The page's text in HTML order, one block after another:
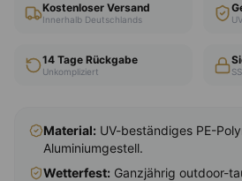
Kostenloser Versand
Innerhalb Deutschlands
14 Tage Rückgabe
Unkompliziert
Material: UV-beständiges PE-
Aluminiumgestell.
Wetterfest: Ganzjährig outdoor-